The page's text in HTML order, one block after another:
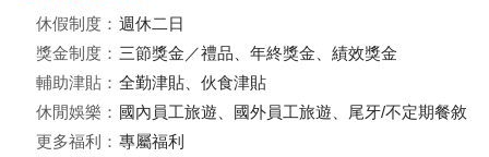
休假制度： 週休二日
獎金制度： 三節獎金／禮品、年終獎金、績效獎金
輔助津貼： 全勤津貼、伙食津貼
休閒娛樂： 國內員工旅遊、國外員工旅遊、尾牙/不定期餐敘
更多福利： 專屬福利